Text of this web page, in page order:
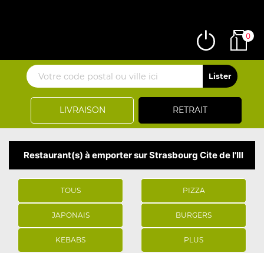
LIVRAISON RETRAIT
0
Restaurant(s) à emporter sur Strasbourg Cite de l'Ill
TOUS PIZZA
JAPONAIS BURGERS
KEBABS PLUS